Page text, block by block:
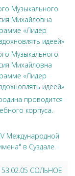
Музыкального
Михайловна
«Лидер
идеей»
Музыкального
Михайловна
«Лидер
идеей»
проводится
корпуса.
Международной
в Суздале.
53.02.05 СОЛЬНОЕ